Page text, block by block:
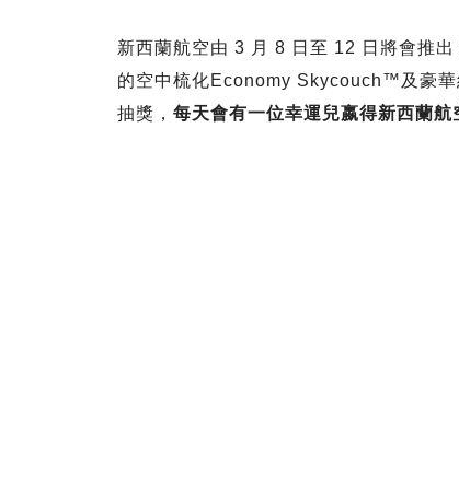
新西蘭航空由 3 月 8 日至 12 日將會推
的空中梳化Economy Skycouch™及豪華
抽獎， 每天會有一位幸運兒嬴得新西蘭